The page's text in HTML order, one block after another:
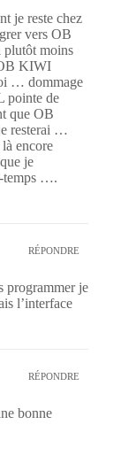
je reste chez
vers OB
moins
KIWI
… dommage
pointe de
que OB
resterai …
encore
je
temps ….
RÉPONDRE
programmer je
l’interface
RÉPONDRE
bonne